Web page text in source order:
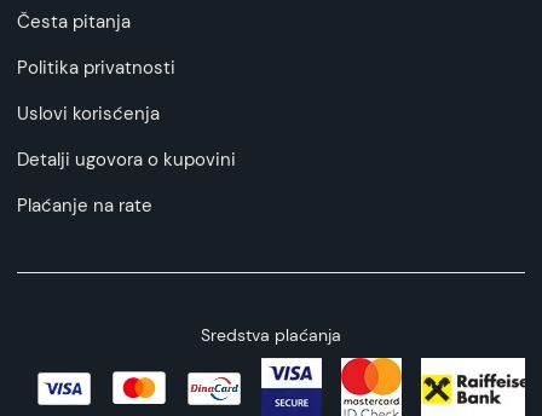
Česta pitanja
Politika privatnosti
Uslovi korisćenja
Detalji ugovora o kupovini
Plaćanje na rate
Sredstva plaćanja